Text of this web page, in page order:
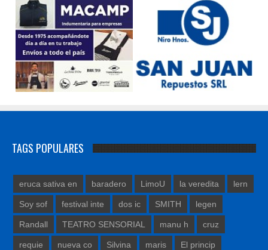
TAGS POPULARES
eruca sativa en baradero LimoU la veredita lern
Soy sof festival inte dos ic SMITH legen
Randall TEATRO SENSORIAL manu h cruz
requie nueva co Silvina maris El princip